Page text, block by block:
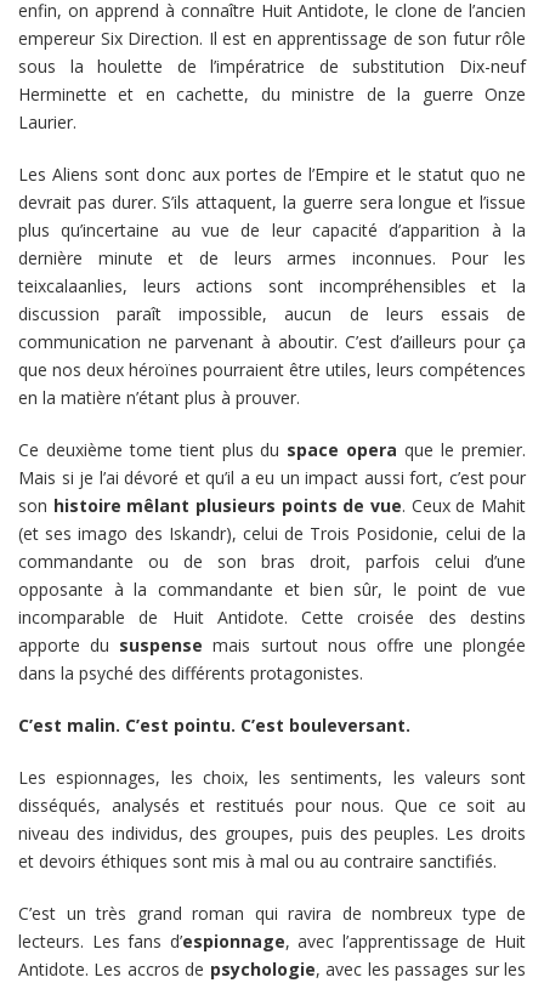
enfin, on apprend à connaître Huit Antidote, le clone de l’ancien
empereur Six Direction. Il est en apprentissage de son futur rôle
sous la houlette de l’impératrice de substitution Dix-neuf
Herminette et en cachette, du ministre de la guerre Onze
Laurier.
Les Aliens sont donc aux portes de l’Empire et le statut quo ne
devrait pas durer. S’ils attaquent, la guerre sera longue et l’issue
plus qu’incertaine au vue de leur capacité d’apparition à la
dernière minute et de leurs armes inconnues. Pour les
teixcalaanlies, leurs actions sont incompréhensibles et la
discussion paraît impossible, aucun de leurs essais de
communication ne parvenant à aboutir. C’est d’ailleurs pour ça
que nos deux héroïnes pourraient être utiles, leurs compétences
en la matière n’étant plus à prouver.
Ce deuxième tome tient plus du space opera que le premier.
Mais si je l’ai dévoré et qu’il a eu un impact aussi fort, c’est pour
son histoire mêlant plusieurs points de vue. Ceux de Mahit
(et ses imago des Iskandr), celui de Trois Posidonie, celui de la
commandante ou de son bras droit, parfois celui d’une
opposante à la commandante et bien sûr, le point de vue
incomparable de Huit Antidote. Cette croisée des destins
apporte du suspense mais surtout nous offre une plongée
dans la psyché des différents protagonistes.
C’est malin. C’est pointu. C’est bouleversant.
Les espionnages, les choix, les sentiments, les valeurs sont
disséqués, analysés et restitués pour nous. Que ce soit au
niveau des individus, des groupes, puis des peuples. Les droits
et devoirs éthiques sont mis à mal ou au contraire sanctifiés.
C’est un très grand roman qui ravira de nombreux type de
lecteurs. Les fans d’espionnage, avec l’apprentissage de Huit
Antidote. Les accros de psychologie, avec les passages sur les